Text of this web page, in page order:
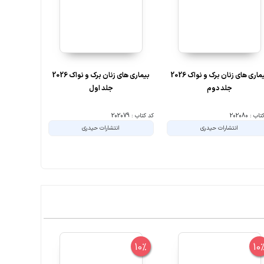
بیماری های زنان برک و نواک 2026
جلد دوم
: 202080
انتشارات حیدری
بیماری های زنان برک و نواک 2026
جلد اول
کد کتاب : 202079
انتشارات حیدری
10%
10%